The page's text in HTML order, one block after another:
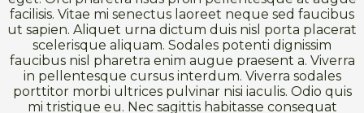
facilisis. Vitae mi senectus laoreet neque sed faucibus
ut sapien. Aliquet urna dictum duis nisl porta placerat
scelerisque aliquam. Sodales potenti dignissim
faucibus nisl pharetra enim augue praesent a. Viverra
in pellentesque cursus interdum. Viverra sodales
porttitor morbi ultrices pulvinar nisi iaculis. Odio quis
mi tristique eu. Nec sagittis habitasse consequat